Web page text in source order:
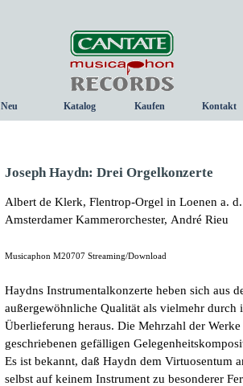
Menü überspringen
Neu Katalog ▼
Kaufen Kontakt
Joseph Haydn: Drei Orgelkonzerte
Albert de Klerk, Flentrop-Orgel in Loenen a.
Amsterdamer Kammerorchester, André Rieu
Musicaphon M20707 Streaming/Download
Haydns Instrumentalkonzerte heben sich aus
außergewöhnli­che Qualität als vielmehr durch
Überlieferung heraus. Die Mehrzahl der
geschriebenen gefälligen
Es ist bekannt, daß Haydn dem Virtuos­entum
selbst auf keinem Instrument zu besonderer